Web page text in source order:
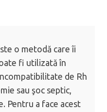
o metodă care îi
fi utilizată în
de Rh
sau şoc septic,
Pentru a face acest